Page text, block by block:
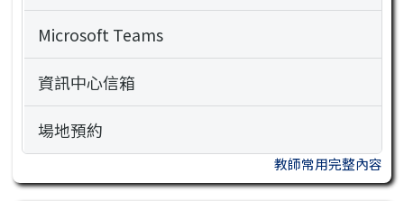
Microsoft Teams
資訊中心信箱
場地預約
教師常用完整內容